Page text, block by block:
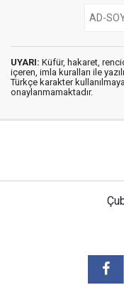
UYARI: Küfür, hakaret,
içeren, imla kuralları ile
Türkçe karakter
onaylanmamaktadır.